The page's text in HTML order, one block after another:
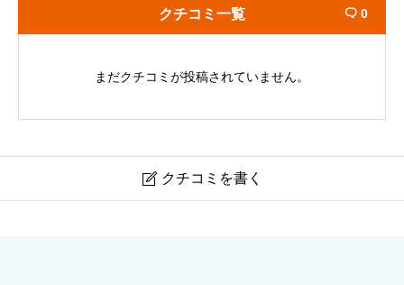
クチコミ一覧  0
まだクチコミが投稿されていません。
 クチコミを書く